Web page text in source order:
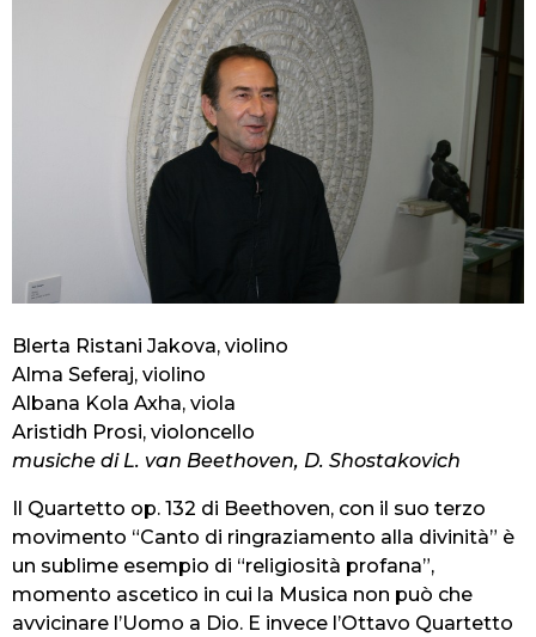
Blerta Ristani Jakova, violino
Alma Seferaj, violino
Albana Kola Axha, viola
Aristidh Prosi, violoncello
musiche di L. van Beethoven, D. Shostakovich
Il Quartetto op. 132 di Beethoven, con il suo terzo
movimento “Canto di ringraziamento alla divinità” è
un sublime esempio di “religiosità profana”,
momento ascetico in cui la Musica non può che
avvicinare l’Uomo a Dio. E invece l’Ottavo Quartetto